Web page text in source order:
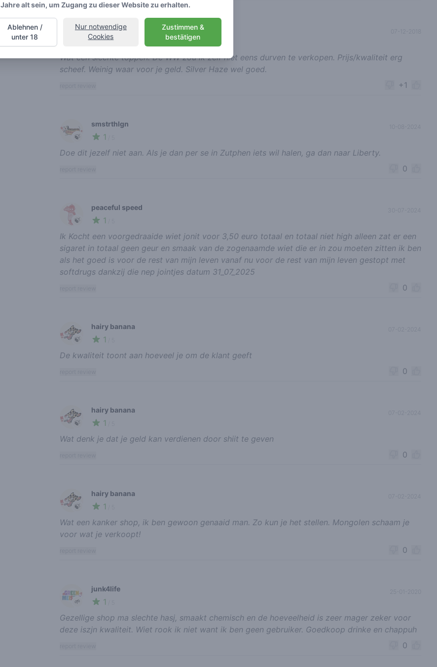
x-anti
2/ 5
Wat een slechte toppen. De WW zou ik zelf niet eens durven te verkopen. Prijs/kwaliteit erg
scheef. Weinig waar voor je geld. Silver Haze wel goed.
+1
🍃
smstrthlgn
1
Doe dit jezelf niet aan. Als je dan per se in Zutphen iets wil halen, ga dan naar Liberty.
0
🍃
peaceful speed
1
30-07-2024
Ik Kocht een voorgedraaide wiet jonit voor 3,50 euro totaal en totaal niet high alleen zat er een
sigaret in totaal geen geur en smaak van de zogenaamde wiet die er in zou moeten zitten ik ben
als het goed is voor de rest van mijn leven vanaf nu voor de rest van mijn leven gestopt met
softdrugs dankzij die nep jointjes datum 31_07_2025
0
🍃
hairy banana
1
De kwaliteit toont aan hoeveel je om de klant geeft
0
🍃
hairy banana
1
Wat denk je dat je geld kan verdienen door shiit te geven
0
🍃
hairy banana
1
Wat een kanker shop, ik ben gewoon genaaid man. Zo kun je het stellen. Mongolen schaam je
voor wat je verkoopt!
0
🌱
junk4life
1
Gezellige shop ma slechte hasj, smaakt chemisch en de hoeveelheid is zeer mager zeker voor
deze iszjn kwaliteit. Wiet rook ik niet want ik ben geen gebruiker. Goedkoop drinke en chappuh
0
Jahre alt sein, um Zugang zu dieser Website zu erhalten.
Zustimmen &
bestätigen
Nur notwendige
Cookies
Ablehnen /
unter 18